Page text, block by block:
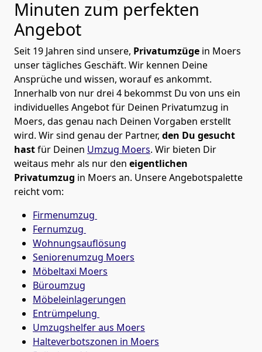
Minuten zum perfekten
Angebot
Seit 19 Jahren sind unsere, Privatumzüge in Moers
unser tägliches Geschäft. Wir kennen Deine
Ansprüche und wissen, worauf es ankommt.
Innerhalb von nur drei 4 bekommst Du von uns ein
individuelles Angebot für Deinen Privatumzug in
Moers, das genau nach Deinen Vorgaben erstellt
wird. Wir sind genau der Partner, den Du gesucht
hastfür Deinen Umzug Moers. Wir bieten Dir
weitaus mehr als nur den eigentlichen
Privatumzug in Moers an. Unsere Angebotspalette
reicht vom:
Firmenumzug
Fernumzug
Wohnungsauflösung
Seniorenumzug Moers
Möbeltaxi Moers
Büroumzug
Möbeleinlagerungen
Entrümpelung
Umzugshelfer aus Moers
Halteverbotszonen in Moers